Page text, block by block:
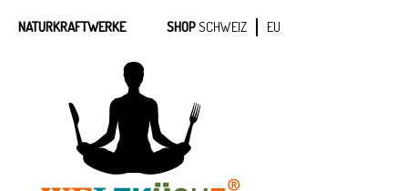
NATURKRAFTWERKE SHOPSCHWEIZ EU